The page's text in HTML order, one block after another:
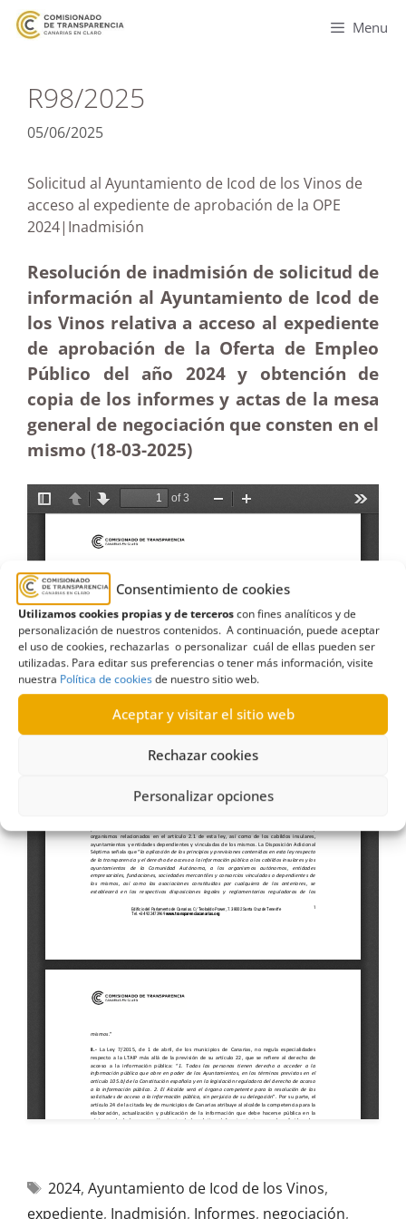
Consentimiento de cookies
Utilizamos cookies propias y de terceroscon fines analíticos y de
personalización de nuestros contenidos. A continuación, puede aceptar
el uso de cookies, rechazarlas o personalizar cuál de ellas pueden ser
utilizadas. Para editar sus preferencias o tener más información, visite
nuestra Política de cookiesde nuestro sitio web.
Aceptar y visitar el sitio web
Rechazar cookies
Personalizar opciones
Menu
R98/2025
05/06/2025
Solicitud al Ayuntamiento de Icod de los Vinos de
acceso al expediente de aprobación de la OPE
2024|Inadmisión
Resolución de inadmisión de solicitud de
información al Ayuntamiento de Icod de
los Vinos relativa a acceso al expediente
de aprobación de la Oferta de Empleo
Público del año 2024 y obtención de
copia de los informes y actas de la mesa
general de negociación que consten en el
mismo (18-03-2025)
2024, Ayuntamiento de Icod de los Vinos,
expediente, Inadmisión, Informes, negociación,